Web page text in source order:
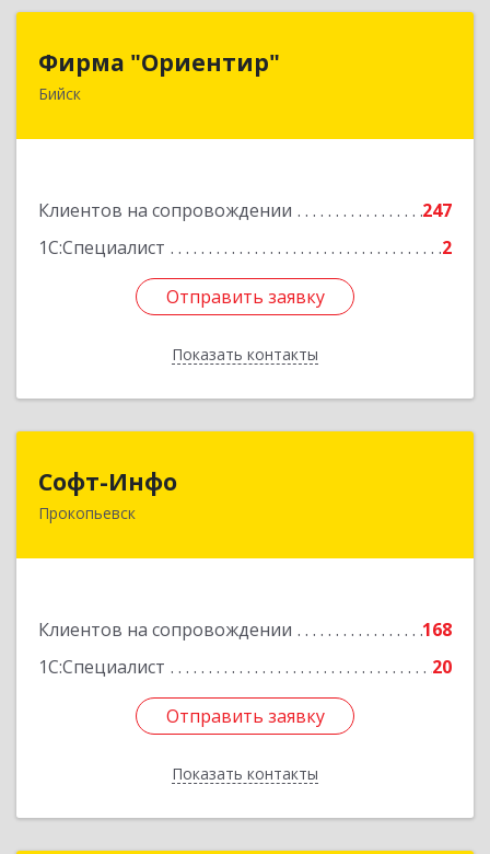
Фирма "Ориентир"
Бийск
Клиентов на сопровождении
247
1С:Специалист
2
Отправить заявку
Показать контакты
659300, Алтайский край, Бийск г, Сергея Кирова
Отправить заявку
Назад
Софт-Инфо
Прокопьевск
Клиентов на сопровождении
168
1С:Специалист
20
Отправить заявку
Показать контакты
653039, Кемеровская область - Кузбасс,
Подробнее
Отправить заявку
Назад